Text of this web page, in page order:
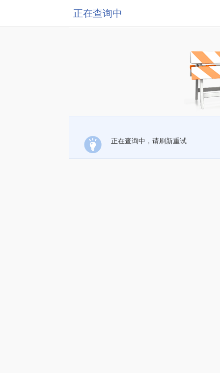
正在查询中
正在查询中，请刷新重试